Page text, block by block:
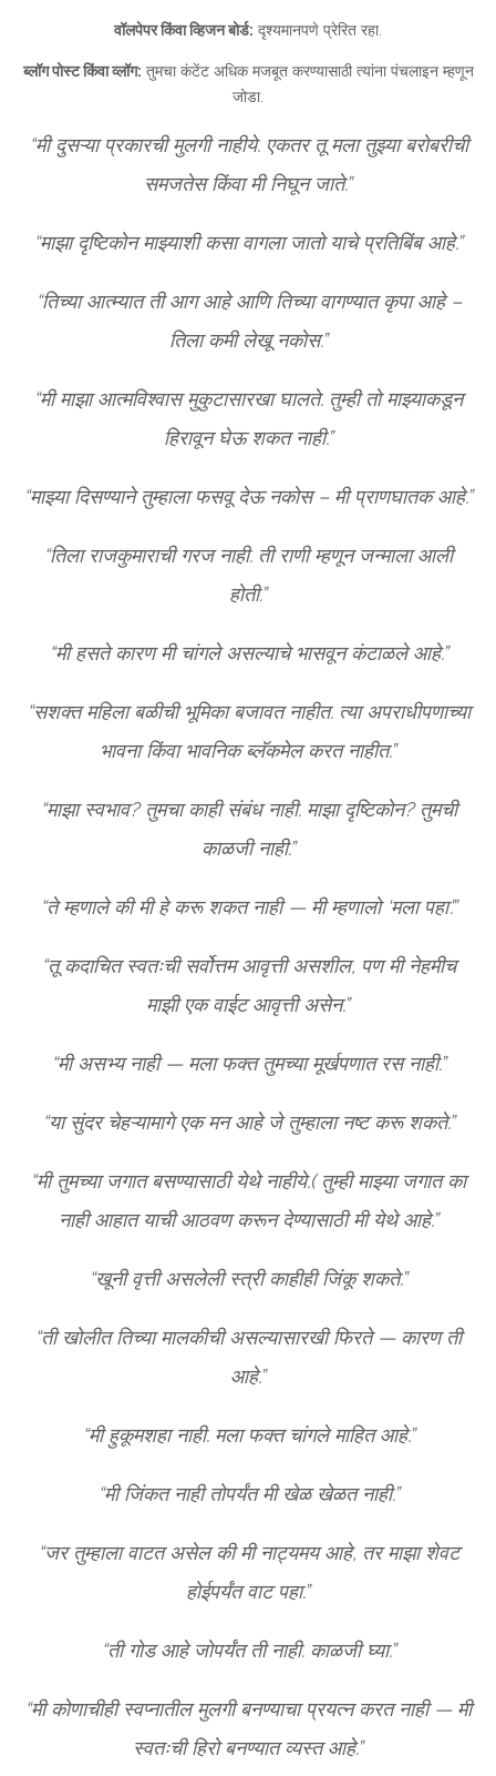
वॉलपेपर किंवा व्हिजन बोर्ड: दृश्यमानपणे प्रेरित रहा.
ब्लॉग पोस्ट किंवा व्लॉग: तुमचा कंटेंट अधिक मजबूत करण्यासाठी त्यांना पंचलाइन म्हणून
जोडा.
“मी दुसऱ्या प्रकारची मुलगी नाहीये. एकतर तू मला तुझ्या बरोबरीची
समजतेस किंवा मी निघून जाते.”
“माझा दृष्टिकोन माझ्याशी कसा वागला जातो याचे प्रतिबिंब आहे.”
“तिच्या आत्म्यात ती आग आहे आणि तिच्या वागण्यात कृपा आहे –
तिला कमी लेखू नकोस.”
“मी माझा आत्मविश्वास मुकुटासारखा घालते. तुम्ही तो माझ्याकडून
हिरावून घेऊ शकत नाही.”
“माझ्या दिसण्याने तुम्हाला फसवू देऊ नकोस – मी प्राणघातक आहे.”
“तिला राजकुमाराची गरज नाही. ती राणी म्हणून जन्माला आली
होती.”
“मी हसते कारण मी चांगले असल्याचे भासवून कंटाळले आहे.”
“सशक्त महिला बळीची भूमिका बजावत नाहीत. त्या अपराधीपणाच्या
भावना किंवा भावनिक ब्लॅकमेल करत नाहीत.”
“माझा स्वभाव? तुमचा काही संबंध नाही. माझा दृष्टिकोन? तुमची
काळजी नाही.”
“ते म्हणाले की मी हे करू शकत नाही — मी म्हणालो ‘मला पहा’.”
“तू कदाचित स्वतःची सर्वोत्तम आवृत्ती असशील, पण मी नेहमीच
माझी एक वाईट आवृत्ती असेन.”
“मी असभ्य नाही — मला फक्त तुमच्या मूर्खपणात रस नाही.”
“या सुंदर चेहऱ्यामागे एक मन आहे जे तुम्हाला नष्ट करू शकते.”
“मी तुमच्या जगात बसण्यासाठी येथे नाहीये.( तुम्ही माझ्या जगात का
नाही आहात याची आठवण करून देण्यासाठी मी येथे आहे.”
“खूनी वृत्ती असलेली स्त्री काहीही जिंकू शकते.”
“ती खोलीत तिच्या मालकीची असल्यासारखी फिरते — कारण ती
आहे.”
“मी हुकूमशहा नाही. मला फक्त चांगले माहित आहे.”
“मी जिंकत नाही तोपर्यंत मी खेळ खेळत नाही.”
“जर तुम्हाला वाटत असेल की मी नाट्यमय आहे, तर माझा शेवट
होईपर्यंत वाट पहा.”
“ती गोड आहे जोपर्यंत ती नाही. काळजी घ्या.”
“मी कोणाचीही स्वप्नातील मुलगी बनण्याचा प्रयत्न करत नाही — मी
स्वतःची हिरो बनण्यात व्यस्त आहे.”